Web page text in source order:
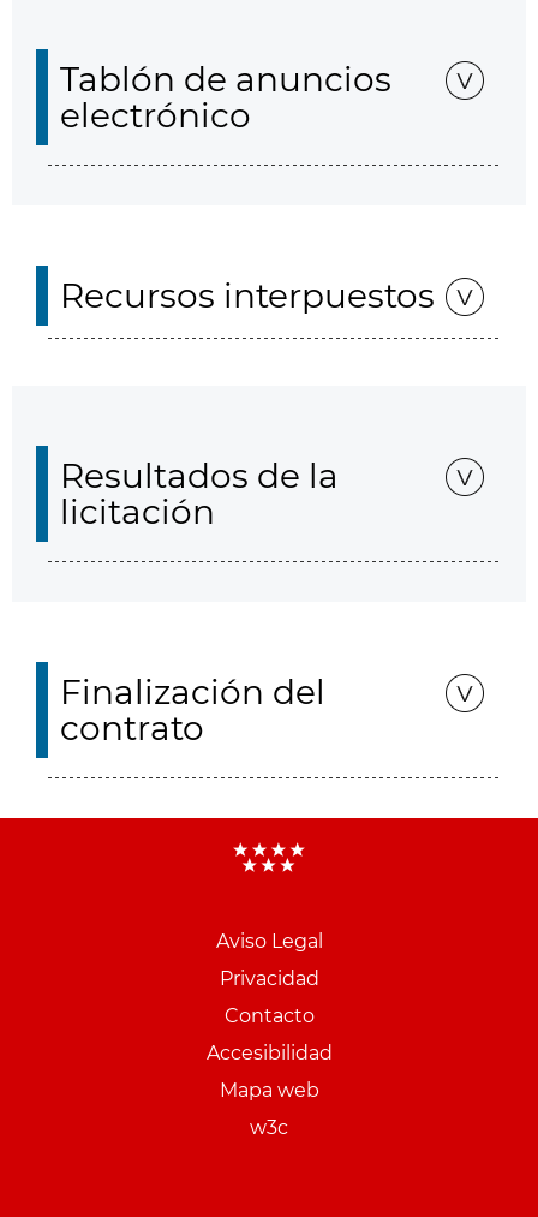
Tablón de anuncios
electrónico
Recursos interpuestos
Resultados de la
licitación
Finalización del
contrato
Aviso Legal
Privacidad
Contacto
Accesibilidad
Mapa web
w3c